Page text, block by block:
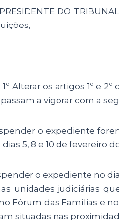
DO TRIBUNAL
os artigos 1º e 2º
passam a vigorar com a
o expediente
dias 5, 8 e 10 de fevereiro
o expediente no
unidades judiciárias
Fórum das Famílias e
situadas nas